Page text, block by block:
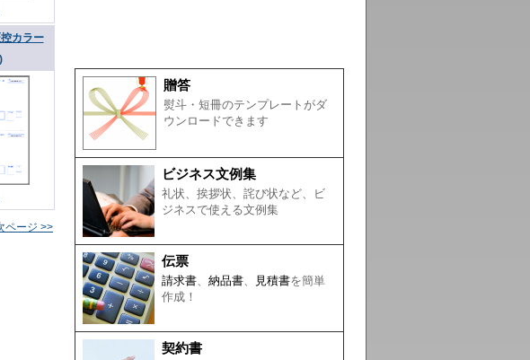
カラー
ページ >>
贈答
熨斗・短冊のテンプレートがダ
ウンロードできます
ビジネス文例集
礼状、挨拶状、詫び状など、ビ
ジネスで使える文例集
伝票
請求書、 納品書、 見積書を簡単
作成！
契約書